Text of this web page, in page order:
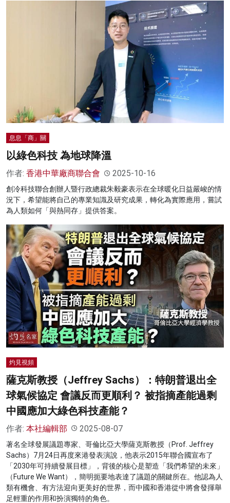
息息「商」關
以綠色科技 為地球降溫
作者: 香港中華廠商聯合會 2025-10-16
創冷科技聯合創辦人暨行政總裁朱毅豪表示在全球暖化日益嚴峻的情
況下，希望能將自己的專業知識及研究成果，轉化為實際應用，嘗試
為人類如何「與熱同存」提供答案。
灼見視頻
薩克斯教授（Jeffrey Sachs）：特朗普退出全
球氣候協定 會議反而更順利？ 被指摘產能過剩
中國應加大綠色科技產能？
作者: 本社編輯部 2025-08-07
著名全球發展議題專家、哥倫比亞大學薩克斯教授（Prof. Jeffrey
Sachs）7月24日再度來港發表演說，他表示2015年聯合國宣布了
「2030年可持續發展目標」，背後的核心是塑造「我們希望的未來」
（Future We Want），簡明扼要地表達了議題的關鍵所在。他認為人
類有機會、有方法迎向更美好的世界，而中國和香港從中將會發揮舉
足輕重的作用和扮演獨特的角色。